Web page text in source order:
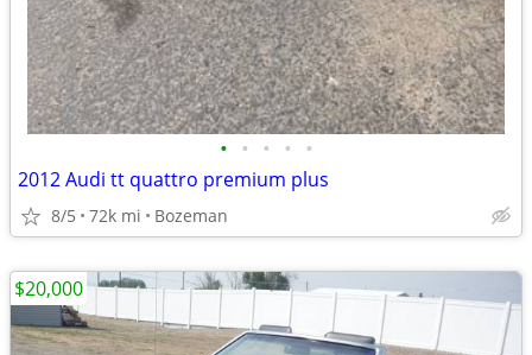
• • • • •
2012 Audi tt quattro premium plus
8/5 72k mi Bozeman
$20,000